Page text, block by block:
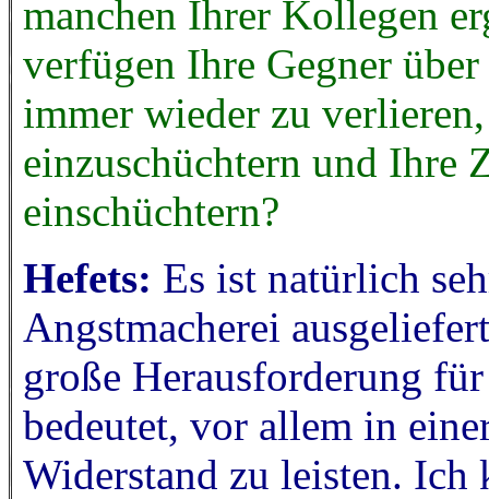
manchen Ihrer Kollegen
verfügen Ihre Gegner
immer wieder zu
einzuschüchtern und Ihre
einschüchtern?
Hefets: Es ist natürlich
Angstmacherei
große Herausforderung
bedeutet, vor allem in
Widerstand zu leisten. Ich